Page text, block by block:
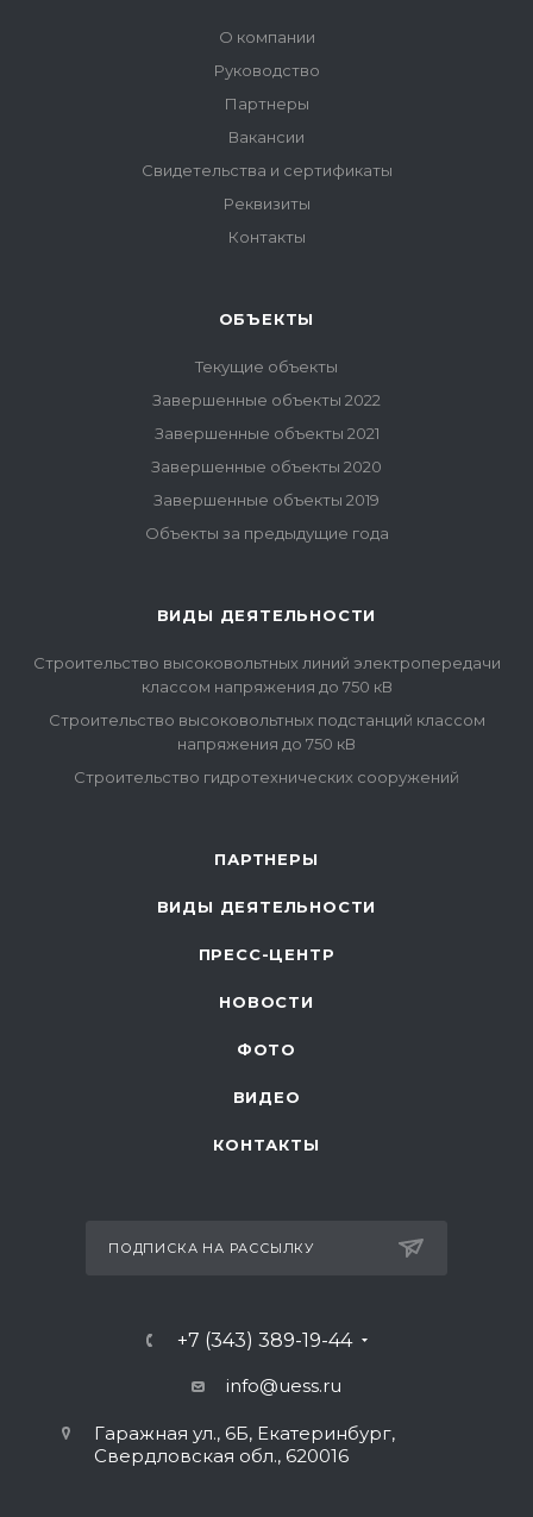
О компании
Руководство
Партнеры
Вакансии
Свидетельства и сертификаты
Реквизиты
Контакты
ОБЪЕКТЫ
Текущие объекты
Завершенные объекты 2022
Завершенные объекты 2021
Завершенные объекты 2020
Завершенные объекты 2019
Объекты за предыдущие года
ВИДЫ ДЕЯТЕЛЬНОСТИ
Строительство высоковольтных линий электропередачи
классом напряжения до 750 кВ
Строительство высоковольтных подстанций классом
напряжения до 750 кВ
Строительство гидротехнических сооружений
ПАРТНЕРЫ
ВИДЫ ДЕЯТЕЛЬНОСТИ
ПРЕСС-ЦЕНТР
НОВОСТИ
ФОТО
ВИДЕО
КОНТАКТЫ
ПОДПИСКА НА РАССЫЛКУ
+7 (343) 389-19-44
info@uess.ru
Гаражная ул., 6Б, Екатеринбург,
Свердловская обл., 620016